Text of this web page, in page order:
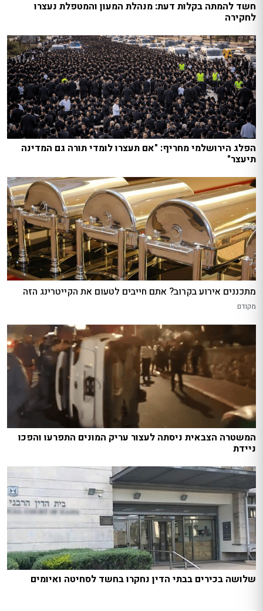
חשד להמתה בקלות דעת: מנהלת המעון והמטפלת נעצרו
לחקירה
הפלג הירושלמי מחריף: "אם תעצרו לומדי תורה גם המדינה
תיעצר"
מתכננים אירוע בקרוב? אתם חייבים לטעום את הקייטרינג הזה
מקודם
המשטרה הצבאית ניסתה לעצור עריק המונים התפרעו והפכו
ניידת
שלושה בכירים בבתי הדין נחקרו בחשד לסחיטה ואיומים